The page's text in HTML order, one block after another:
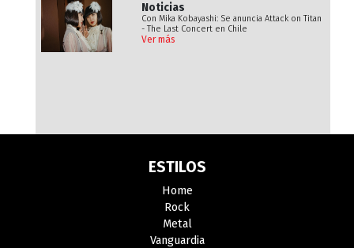
Noticias
Con Mika Kobayashi: Se anuncia Attack on Titan
- The Last Concert en Chile
Ver más
ESTILOS
Home
Rock
Metal
Vanguardia